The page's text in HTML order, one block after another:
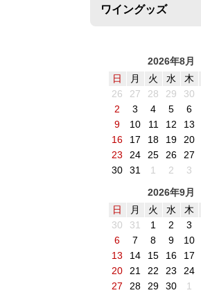
ワイングッズ
2026年8月
日
月 火 水 木
26
27 28 29 30
2
3 4 5 6
9
10 11 12 13
16
17 18 19 20
23
24 25 26 27
30
31 1 2 3
2026年9月
日
月 火 水 木
30
31 1 2 3
6
7 8 9 10
13
14 15 16 17
20
21 22 23 24
27
28 29 30 1